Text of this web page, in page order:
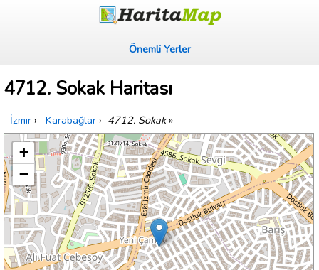
Önemli Yerler
4712. Sokak Haritası
İzmir › Karabağlar › 4712. Sokak»
+
−